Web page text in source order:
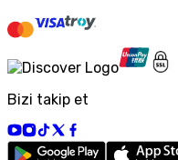
Bizi takip et